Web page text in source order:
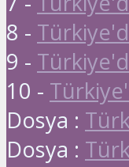
8 -
9 -
10 -
Dosya :
Dosya :